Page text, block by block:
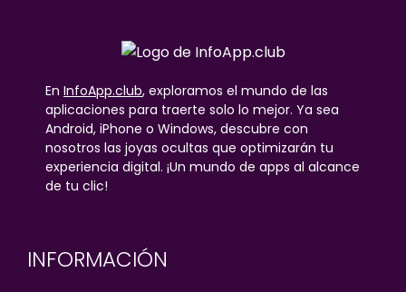
En InfoApp.club, exploramos el mundo de las
aplicaciones para traerte solo lo mejor. Ya sea
Android, iPhone o Windows, descubre con
nosotros las joyas ocultas que optimizarán tu
experiencia digital. ¡Un mundo de apps al alcance
de tu clic!
INFORMACIÓN